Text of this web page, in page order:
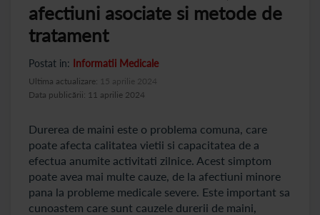
afectiuni asociate si metode de
tratament
Postat in: Informatii Medicale
Data publicării: 11 aprilie 2024
Ultima actualizare: 15 aprilie 2024
Durerea de maini este o problema comuna, care
poate afecta calitatea vietii si capacitatea de a
efectua anumite activitati zilnice. Acest simptom
poate avea mai multe cauze, de la afectiuni minore
pana la probleme medicale severe. Este important sa
cunoastem care sunt cauzele durerii de maini,